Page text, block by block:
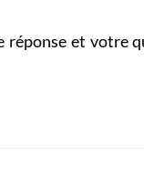
et votre